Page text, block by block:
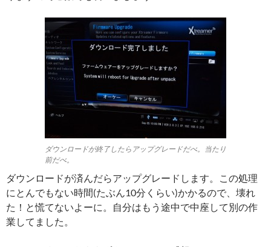
ダウンロードが終了したらアップグレードだべ。当たり
前だべ。
ダウンロードが済んだらアップグレードします。この処理
にとんでもない時間(たぶん10分くらい)かかるので、壊れ
た！と慌てないよーに。自分はもう途中で中座して別の作
業してました。